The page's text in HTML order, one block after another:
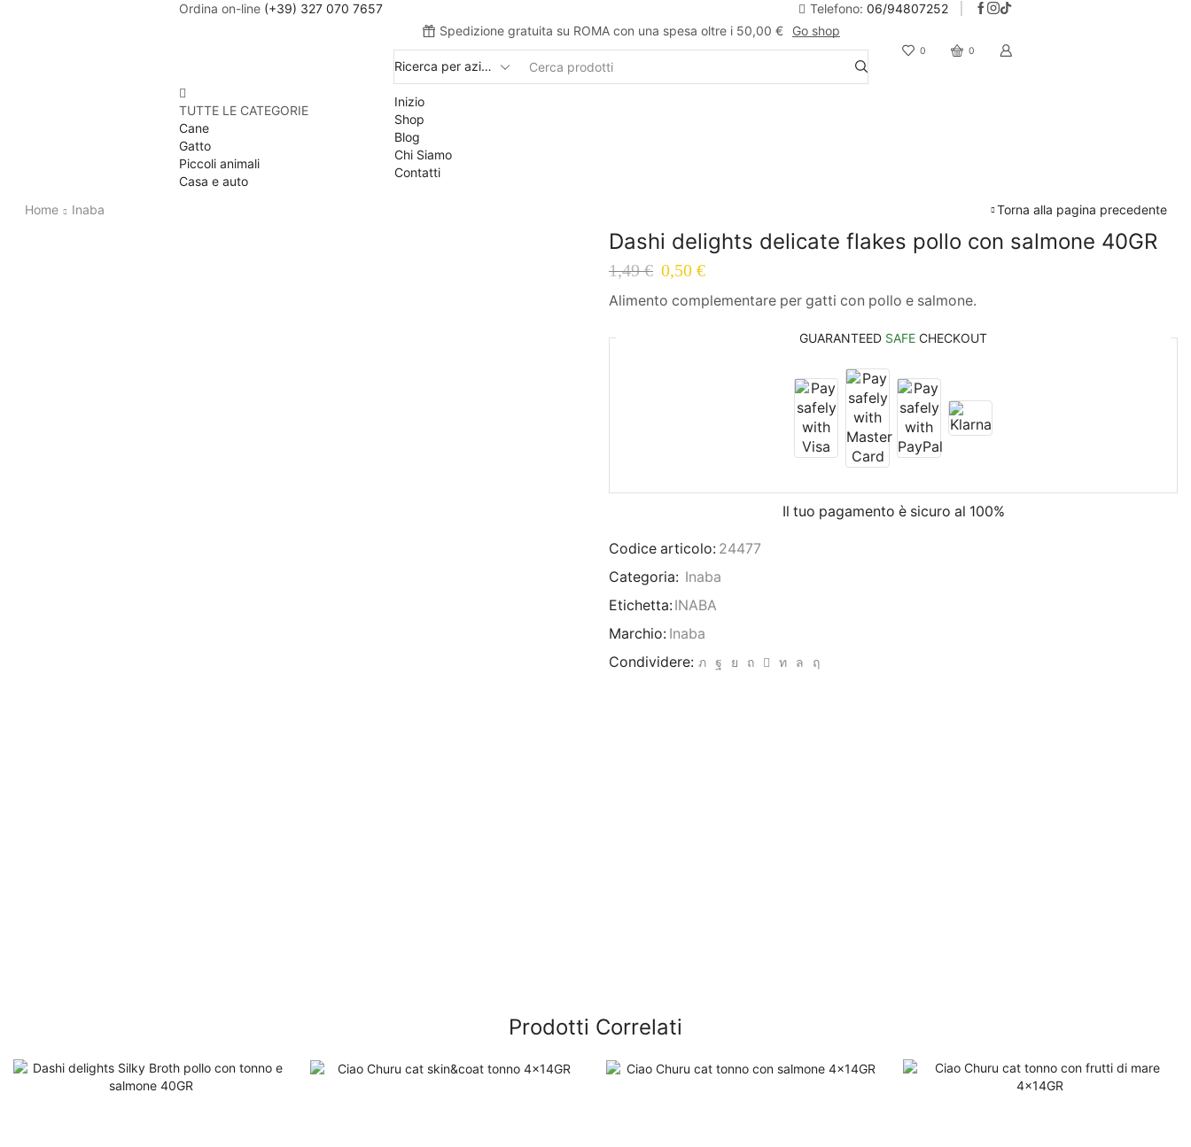
Ordina on-line (+39) 327 070 7657 Telefono: 06/94807252
Spedizione gratuita su ROMA con una spesa oltre i 50,00 €
Go shop
0 0
TUTTE LE CATEGORIE
Cane
Gatto
Piccoli animali
Casa e auto
Inizio
Shop
Blog
Chi Siamo
Contatti
Home Inaba Torna alla pagina precedente
Dashi delights delicate flakes pollo con salmone 40GR
1,49€ 0,50 €
Alimento complementare per gatti con pollo e salmone.
GUARANTEED SAFE CHECKOUT
Il tuo pagamento è sicuro al 100%
Codice articolo: 24477
Categoria: Inaba
Etichetta: INABA
Marchio: Inaba
Condividere:
Prodotti Correlati